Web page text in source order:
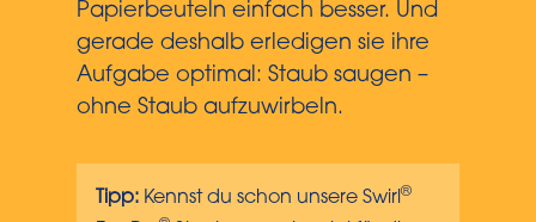
Papierbeuteln einfach besser. Und
gerade deshalb erledigen sie ihre
Aufgabe optimal: Staub saugen –
ohne Staub aufzuwirbeln.
Tipp: Kennst du schon unsere Swirl ®